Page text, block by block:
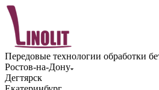
Передовые технологии обработки
Ростов-на-Дону
Дегтярск